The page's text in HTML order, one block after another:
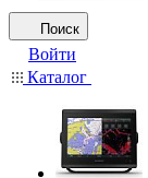
Поиск
Войти
Каталог